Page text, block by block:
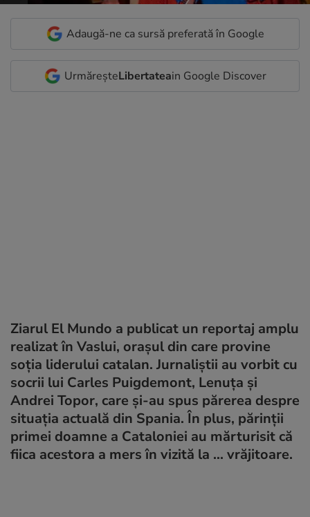
Adaugă-ne ca sursă preferată în Google
UrmăreșteLibertateain Google Discover
Ziarul El Mundo a publicat un reportaj amplu
realizat în Vaslui, orașul din care provine
soția liderului catalan. Jurnaliștii au vorbit cu
socrii lui Carles Puigdemont, Lenuța și
Andrei Topor, care și-au spus părerea despre
situația actuală din Spania. În plus, părinții
primei doamne a Cataloniei au mărturisit că
fiica acestora a mers în vizită la ... vrăjitoare.